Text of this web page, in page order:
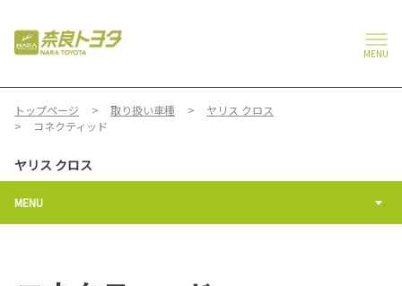
MENU
トップページ 取り扱い車種
ヤリス クロス
コネクティッド
ヤリス クロス
MENU